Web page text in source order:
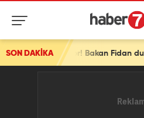
SON DAKİKA